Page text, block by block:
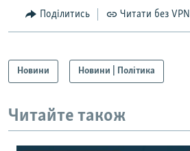
Поділитись Читати без VPN
Новини Новини | Політика
Читайте також